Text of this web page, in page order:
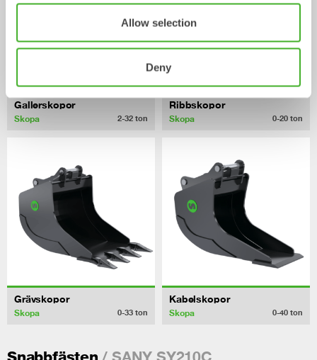
Allow selection
Deny
Gallerskopor
Skopa 2-32 ton
Ribbskopor
Skopa 0-20 ton
Grävskopor
Skopa 0-33 ton
Kabelskopor
Skopa 0-40 ton